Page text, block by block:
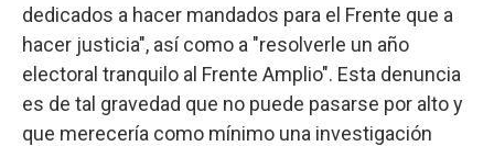
dedicados a hacer mandados para el Frente que a
hacer justicia", así como a "resolverle un año
electoral tranquilo al Frente Amplio". Esta denuncia
es de tal gravedad que no puede pasarse por alto y
que merecería como mínimo una investigación